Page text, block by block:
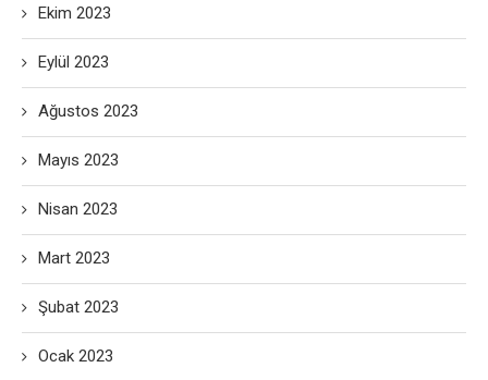
Ekim 2023
Eylül 2023
Ağustos 2023
Mayıs 2023
Nisan 2023
Mart 2023
Şubat 2023
Ocak 2023